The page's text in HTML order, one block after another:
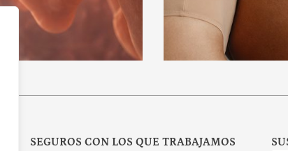
SEGUROS CON LOS QUE TRABAJAMOS